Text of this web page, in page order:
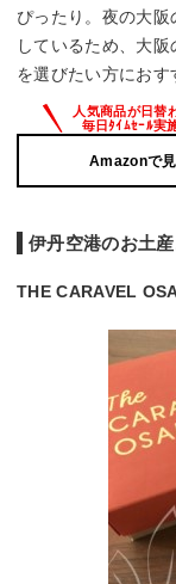
ぴったり。夜の大
しているため、大
を選びたい方におす
Amazonで
伊丹空港のお土
THE CARAVEL